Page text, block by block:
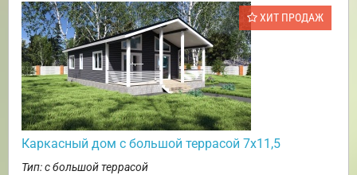
ХИТ ПРОДАЖ
Каркасный дом с большой террасой 7х11,5
Тип: с большой террасой